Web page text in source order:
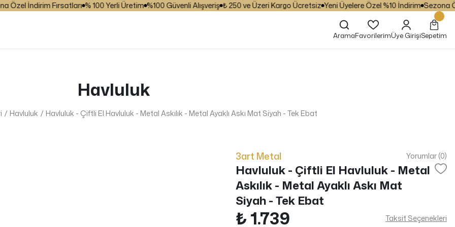
İndirim Fırsatları % 100 Yerli Üretim %100 Güvenli Alışveriş ₺ 250 ve Üzeri Kargo Ücretsiz Yeni Üyelere Özel %10 İndirim Sezona
AramaFavorilerimÜye GirişiSepetim
Havluluk
Havluluk Havluluk - Çiftli El Havluluk - Metal Askılık - Metal Ayaklı Askı Mat Siyah - Tek Ebat
3art Metal Yorumlar (0)
Havluluk - Çiftli El Havluluk - Metal
Askılık - Metal Ayaklı Askı Mat
Siyah - Tek Ebat
₺ 1.739 Taksit Seçenekleri